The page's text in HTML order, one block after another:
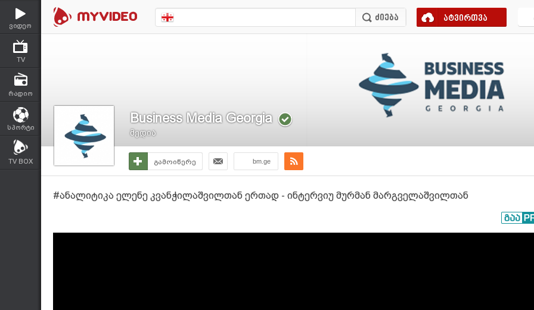
ვიდეო
TV
რადიო
სპორტი
TV BOX
ატვირთვა
Business Media Georgia
მედია
გამოიწერე bm.ge
#ანალიტიკა ელენე კვანჭილაშვილთან ერთად - ინტერვიუ მურმან მარგველაშვილთან